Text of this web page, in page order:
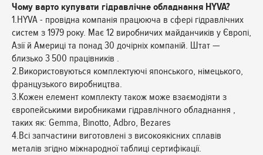
Чому варто купувати гідравлічне обладнання HYVA?
1.HYVA - провідна компанія працююча в сфері гідравлічних
систем з 1979 року. Має 12 виробничих майданчиків у Європі,
Азії й Америці та понад 30 дочірніх компаній. Штат —
близько 3 500 працівників .
2.Використовуються комплектуючі японського, німецького,
французького виробництва.
3.Кожен елемент комплекту також може взаємодіяти з
європейськими виробниками гідравлічного обладнання ,
таких як: Gemma, Binotto, Adbro, Bezares
4.Всі запчастини виготовлені з високоякісних сплавів
металів згідно міжнародної таблиці сертифікації.